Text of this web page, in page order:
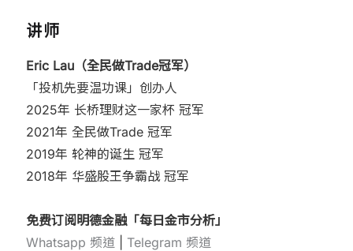
讲师
Eric Lau（全民做Trade冠军）
「投机先要温功课」创办人
2025年 长桥理财这一家杯 冠军
2021年 全民做Trade 冠军
2019年 轮神的诞生 冠军
2018年 华盛股王争霸战 冠军
免费订阅明德金融「每日金市分析」
Whatsapp 频道
Telegram 频道